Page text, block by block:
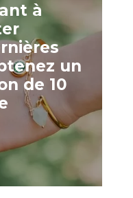
à
un
de 10